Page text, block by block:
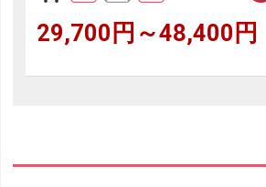
29,700円～48,400円